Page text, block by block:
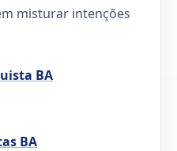
misturar intenções
BA
BA